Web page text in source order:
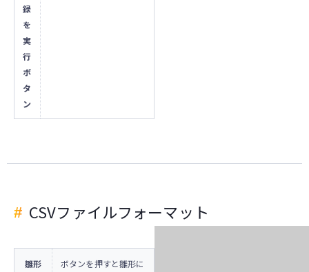
録
を
実
行
ボ
タ
ン
CSVファイルフォーマット
雛形
ボタンを押すと雛形に